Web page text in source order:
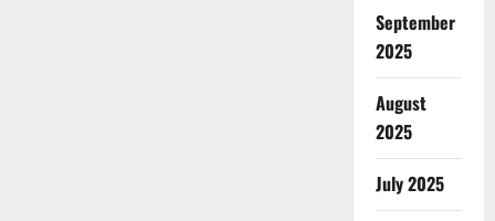
September
2025
August
2025
July 2025